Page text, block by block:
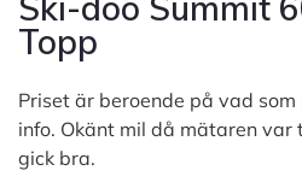
Topp
Priset är beroende på vad
info. Okänt mil då mätaren
gick bra.